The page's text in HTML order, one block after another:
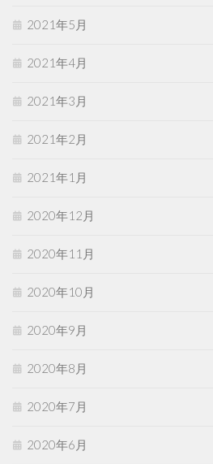
2021年5月
2021年4月
2021年3月
2021年2月
2021年1月
2020年12月
2020年11月
2020年10月
2020年9月
2020年8月
2020年7月
2020年6月